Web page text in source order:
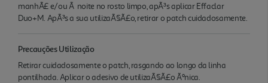
manhÃ£ e/ou Ã noite no rosto limpo, apÃ³s aplicar Effaclar
Duo+M. ApÃ³s a sua utilizaÃ§Ã£o, retirar o patch cuidadosamente.
Precauções Utilização
Retirar cuidadosamente o patch, rasgando ao longo da linha
pontilhada. Aplicar o adesivo de utilizaÃ§Ã£o Ãºnica.